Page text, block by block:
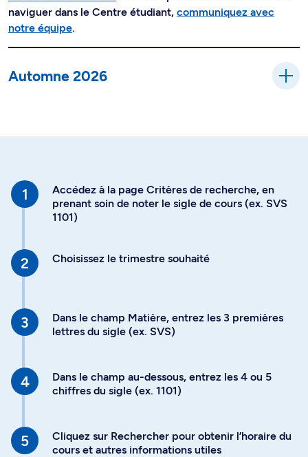
naviguer dans le Centre étudiant, communiquez avec
notre équipe.
Automne 2026
Accédez à la page Critères de recherche, en
prenant soin de noter le sigle de cours (ex. SVS
1101)
Choisissez le trimestre souhaité
Dans le champ Matière, entrez les 3 premières
lettres du sigle (ex. SVS)
Dans le champ au-dessous, entrez les 4 ou 5
chiffres du sigle (ex. 1101)
Cliquez sur Rechercher pour obtenir l’horaire du
cours et autres informations utiles